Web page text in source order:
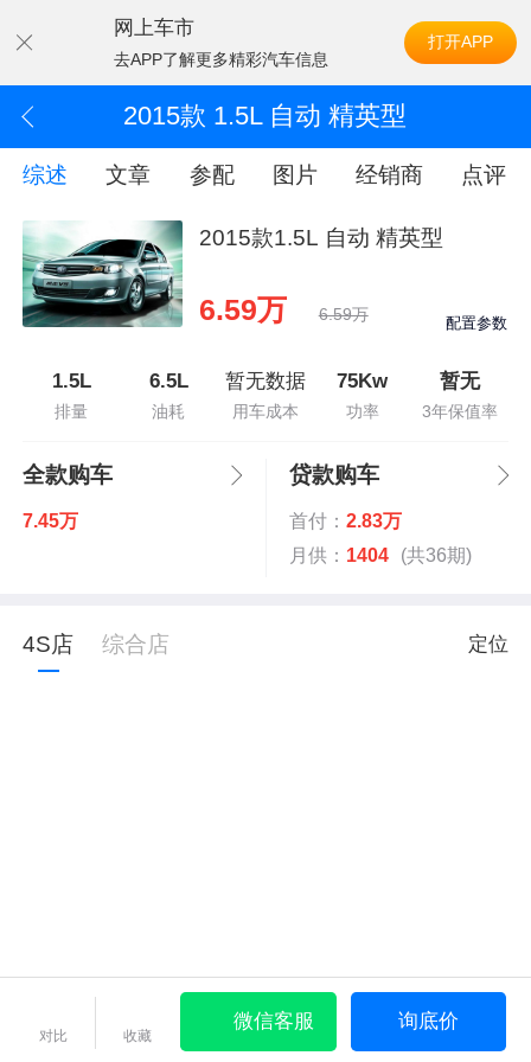
网上车市
去APP了解更多精彩汽车信息
打开APP
2015款 1.5L 自动 精英型
综述 文章 参配 图片 经销商 点评
2015款1.5L 自动 精英型
6.59万 6.59万 配置参数
1.5L
排量
6.5L
油耗
暂无数据
用车成本
75Kw
功率
暂无
3年保值率
全款购车
7.45万
贷款购车
首付： 2.83万
月供： 1404 (共36期)
4S店 综合店 定位
对比 收藏
微信客服 询底价